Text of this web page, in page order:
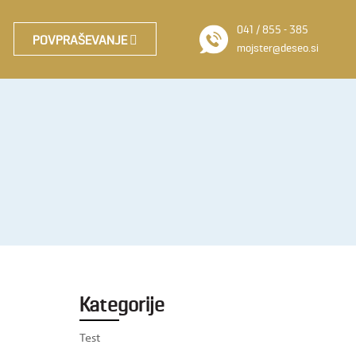
POVPRAŠEVANJE
041 / 855 - 385
mojster@deseo.si
Kategorije
Test